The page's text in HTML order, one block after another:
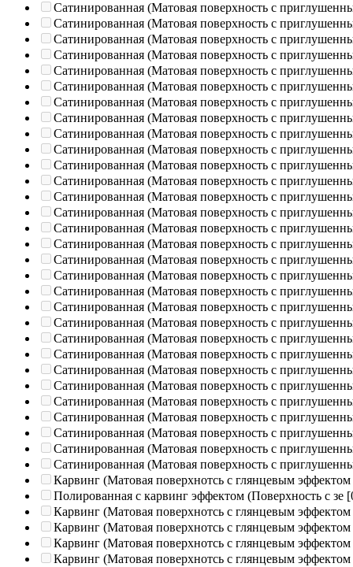
Сатинированная (Матовая поверхность с
Сатинированная (Матовая поверхность с
Сатинированная (Матовая поверхность с
Сатинированная (Матовая поверхность с
Сатинированная (Матовая поверхность с
Сатинированная (Матовая поверхность с
Сатинированная (Матовая поверхность с
Сатинированная (Матовая поверхность с
Сатинированная (Матовая поверхность с
Сатинированная (Матовая поверхность с
Сатинированная (Матовая поверхность с
Сатинированная (Матовая поверхность с
Сатинированная (Матовая поверхность с
Сатинированная (Матовая поверхность с
Сатинированная (Матовая поверхность с
Сатинированная (Матовая поверхность с
Сатинированная (Матовая поверхность с
Сатинированная (Матовая поверхность с
Сатинированная (Матовая поверхность с
Сатинированная (Матовая поверхность с
Сатинированная (Матовая поверхность с
Сатинированная (Матовая поверхность с
Сатинированная (Матовая поверхность с
Сатинированная (Матовая поверхность с
Сатинированная (Матовая поверхность с
Сатинированная (Матовая поверхность с
Сатинированная (Матовая поверхность с
Сатинированная (Матовая поверхность с
Сатинированная (Матовая поверхность с
Сатинированная (Матовая поверхность с
Карвинг (Матовая поверхнотсь с глянцевым эффектом
Полированная c карвинг эффектом (Поверхность с зе
Карвинг (Матовая поверхнотсь с глянцевым эффектом
Карвинг (Матовая поверхнотсь с глянцевым эффектом
Карвинг (Матовая поверхнотсь с глянцевым эффектом
Карвинг (Матовая поверхнотсь с глянцевым эффектом